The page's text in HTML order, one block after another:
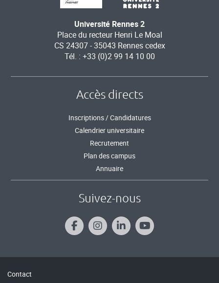
Université Rennes 2
Place du recteur Henri Le Moal
CS 24307 - 35043 Rennes cedex
Tél. : +33 (0)2 99 14 10 00
Accès directs
Inscriptions / Candidatures
Calendrier universitaire
Recrutement
Plan des campus
Annuaire
Suivez-nous
Contact